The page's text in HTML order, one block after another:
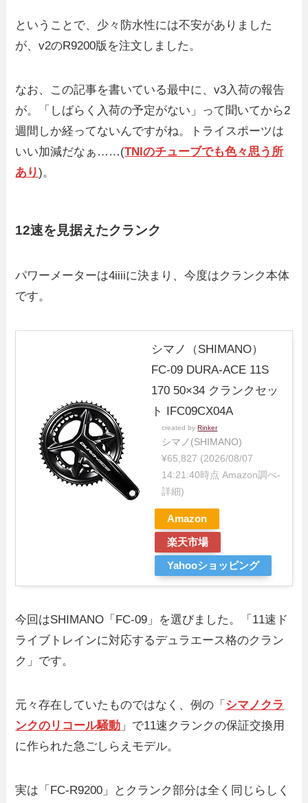
ということで、少々防水性には不安がありました
が、v2のR9200版を注文しました。
なお、この記事を書いている最中に、v3入荷の報告
が。「しばらく入荷の予定がない」って聞いてから2
週間しか経ってないんですがね。トライスポーツは
いい加減だなぁ……(TNIのチューブでも色々思う所
あり)。
12速を見据えたクランク
パワーメーターは4iiiiに決まり、今度はクランク本体
です。
シマノ（SHIMANO）
FC-09 DURA-ACE 11S
170 50×34 クランクセッ
ト IFC09CX04A
created byRinker
シマノ(SHIMANO)
¥65,827 (2026/08/07
14:21:40時点 Amazon調べ-
詳細)
Amazon
楽天市場
Yahooショッピング
今回はSHIMANO「FC-09」を選びました。「11速ド
ライブトレインに対応するデュラエース格のクラン
ク」です。
元々存在していたものではなく、例の「 シマノクラ
ンクのリコール騒動 」で11速クランクの保証交換用
に作られた急ごしらえモデル。
実は「FC-R9200」とクランク部分は全く同じらしく